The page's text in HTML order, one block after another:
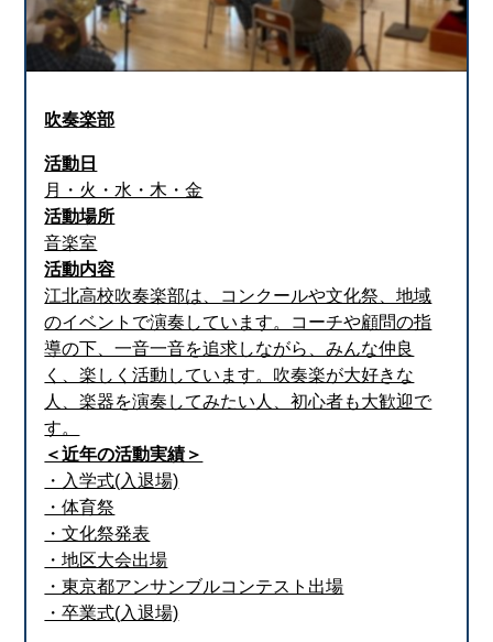
吹奏楽部
活動日
月・火・水・木・金
活動場所
音楽室
活動内容
江北高校吹奏楽部は、コンクールや文化祭、地域
のイベントで演奏しています。コーチや顧問の指
導の下、一音一音を追求しながら、みんな仲良
く、楽しく活動しています。吹奏楽が大好きな
人、楽器を演奏してみたい人、初心者も大歓迎で
す。
＜近年の活動実績＞
・入学式(入退場)
・体育祭
・文化祭発表
・地区大会出場
・東京都アンサンブルコンテスト出場
・卒業式(入退場)